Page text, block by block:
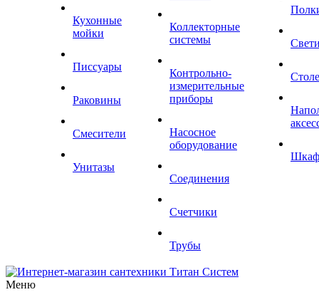
Кухонные
мойки
Писсуары
Раковины
Смесители
Унитазы
Коллекторные
системы
Контрольно-
измерительные
приборы
Насосное
оборудование
Соединения
Счетчики
Трубы
Меню